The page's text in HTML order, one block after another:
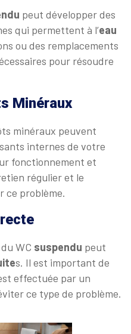
peut développer des
qui permettent à l’eau
ou des remplacements
pour résoudre
Minéraux
minéraux peuvent
internes de votre
fonctionnement et
régulier et le
ce problème.
WC suspendu peut
s. Il est important de
effectuée par un
ce type de problème.